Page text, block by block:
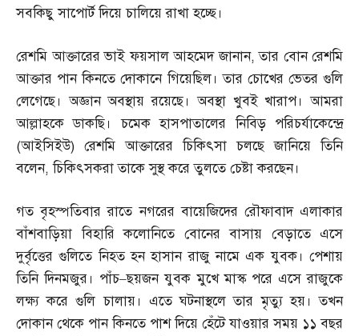
সবকিছু সাপোর্ট দিয়ে চালিয়ে রাখা হচ্ছে।
রেশমি আক্তারের ভাই ফয়সাল আহমেদ জানান,তার বোন রেশমি
আক্তার পান কিনতে দোকানে গিয়েছিল। তার চোখের ভেতর গুলি
লেগেছে। অজ্ঞান অবস্থায় রয়েছে। অবস্থা খুবই খারাপ। আমরা
আল্লাহকে ডাকছি। চমেক হাসপাতালের নিবিড় পরিচর্যাকেন্দ্রে
(আইসিইউ) রেশমি আক্তারের চিকিৎসা চলছে জানিয়ে তিনি
বলেন,চিকিৎসকরা তাকে সুস্থ করে তুলতে চেষ্টা করছেন।
গত বৃহস্পতিবার রাতে নগরের বায়েজিদের রৌফাবাদ এলাকার
বাঁশবাড়িয়া বিহারি কলোনিতে বোনের বাসায় বেড়াতে এসে
দুর্বৃত্তের গুলিতে নিহত হন হাসান রাজু নামে এক যুবক। পেশায়
তিনি দিনমজুর। পাঁচ–ছয়জন যুবক মুখে মাস্ক পরে এসে রাজুকে
লক্ষ্য করে গুলি চালায়। এতে ঘটনাস্থলে তার মৃত্যু হয়। তখন
দোকান থেকে পান কিনতে পাশ দিয়ে হেঁটে যাওয়ার সময় ১১ বছর